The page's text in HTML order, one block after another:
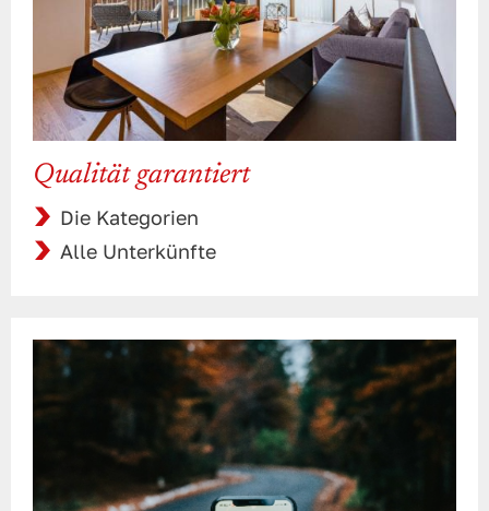
Qualität garantiert
Die Kategorien
Alle Unterkünfte